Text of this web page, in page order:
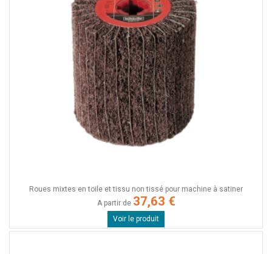
Roues mixtes en toile et tissu non tissé pour machine à satiner
A partir de 37,63 €
Voir le produit